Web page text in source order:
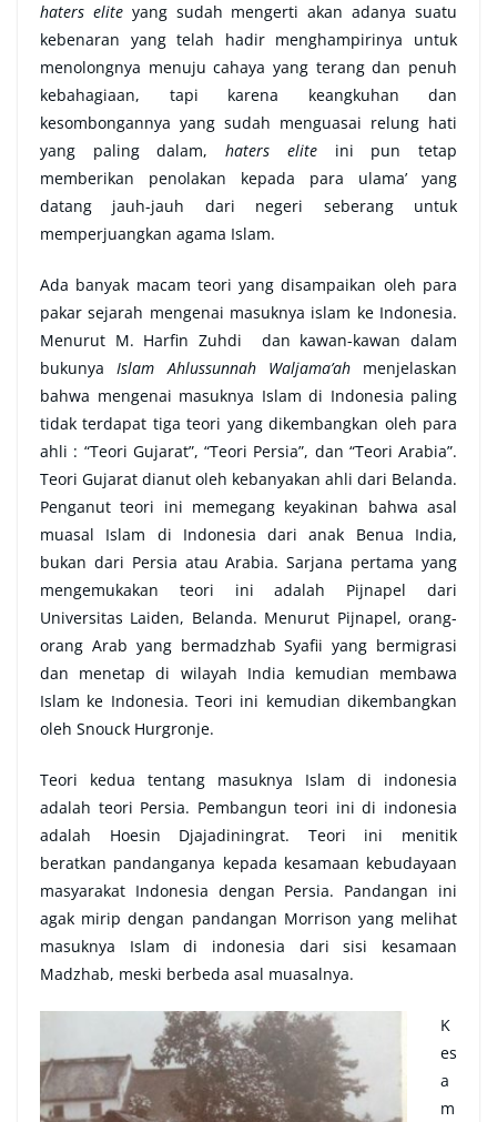
haters elite yang sudah mengerti akan adanya suatu
kebenaran yang telah hadir menghampirinya untuk
menolongnya menuju cahaya yang terang dan penuh
kebahagiaan, tapi karena keangkuhan dan
kesombongannya yang sudah menguasai relung hati
yang paling dalam,haters elite ini pun tetap
memberikan penolakan kepada para ulama’ yang
datang jauh-jauh dari negeri seberang untuk
memperjuangkan agama Islam.
Ada banyak macam teori yang disampaikan oleh para
pakar sejarah mengenai masuknya islam ke Indonesia.
Menurut M. Harfin Zuhdi dan kawan-kawan dalam
bukunyaIslam Ahlussunnah Waljama’ahmenjelaskan
bahwa mengenai masuknya Islam di Indonesia paling
tidak terdapat tiga teori yang dikembangkan oleh para
ahli : “Teori Gujarat”, “Teori Persia”, dan “Teori Arabia”.
Teori Gujarat dianut oleh kebanyakan ahli dari Belanda.
Penganut teori ini memegang keyakinan bahwa asal
muasal Islam di Indonesia dari anak Benua India,
bukan dari Persia atau Arabia. Sarjana pertama yang
mengemukakan teori ini adalah Pijnapel dari
Universitas Laiden, Belanda. Menurut Pijnapel, orang-
orang Arab yang bermadzhab Syafii yang bermigrasi
dan menetap di wilayah India kemudian membawa
Islam ke Indonesia. Teori ini kemudian dikembangkan
oleh Snouck Hurgronje.
Teori kedua tentang masuknya Islam di indonesia
adalah teori Persia. Pembangun teori ini di indonesia
adalah Hoesin Djajadiningrat. Teori ini menitik
beratkan pandanganya kepada kesamaan kebudayaan
masyarakat Indonesia dengan Persia. Pandangan ini
agak mirip dengan pandangan Morrison yang melihat
masuknya Islam di indonesia dari sisi kesamaan
Madzhab, meski berbeda asal muasalnya.
K
es
a
m